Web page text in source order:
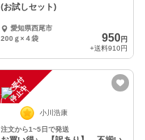
(お試しセット)
愛知県西尾市
200ｇ×４袋
950円
+送料910円
注
文
受
付
停
止
中
小川浩康
注文から1~5日で発送